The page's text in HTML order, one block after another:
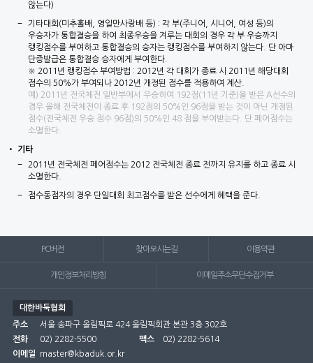
않는다)
기타대회(미추홀배, 영일만사랑배 등) : 각 부(주니어, 시니어, 여성 등)의
우승자가 통합결승을 하여 최종우승을 겨루는 대회의 경우 각 부 우승까지
랭킹점수를 부여하고 통합결승의 승자는 랭킹점수를 부여하지 않는다. 단 아마
단증발급은 통합결승 승자에게 부여한다.
※ 2011년 랭킹점수 부여방법 : 2012년 각 대회가 종료 시 2011년 해당대회
점수의 50%가 부여되나 2012년 개정된 점수를 적용하여 계산.
예) 2011년 전국체전 일반부에서 우승하여 192점(11년 기준)을 받은 A선수의
경우 올해 전국체전이 종료 후 192점의 50%인 96점을 받는 것이 아닌 개정된
점수(전국체전 우승 점수 96점)의 50%인 48 점을 부여받는다. 단 페어점수는
소멸한다.
기타
2011년 전국체전 페어점수는 2012 전국체전 종료 전까지 유지를 하고 종료 시
소멸한다.
점수동점자의 경우 단일대회 최고점수를 받은 선수에게 혜택을 준다.
PC버전 찾아오시는길 이용약관
개인정보처리방침 이메일주소무단수집거부
대한바둑협회
주소
서울 송파구 올림픽로 424 올림픽회관 본관 3층 302호
전화
02) 2282-5500 팩스
02) 2282-5614
이메일
master@kbaduk.or.kr